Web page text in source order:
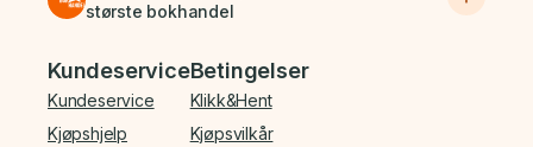
største bokhandel
Bunnmeny
Kundeservice
Kundeservice
Kjøpshjelp
Betingelser
Klikk&Hent
Kjøpsvilkår